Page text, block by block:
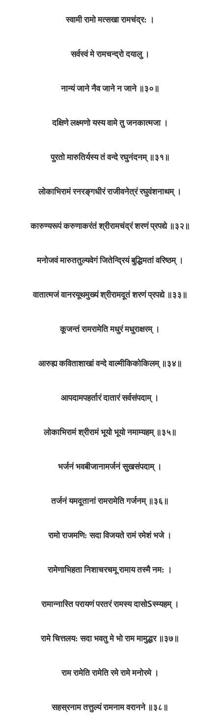
स्वामी रामो मत्सखा रामचंद्र: ।
सर्वस्वं मे रामचन्द्रो दयालु ।
नान्यं जाने नैव जाने न जाने ॥३०॥
दक्षिणे लक्ष्मणो यस्य वामे तु जनकात्मजा ।
पुरतो मारुतिर्यस्य तं वन्दे रघुनंदनम्‌ ॥३१॥
लोकाभिरामं रनरङ्‌गधीरं राजीवनेत्रं रघुवंशनाथम्‌ ।
कारुण्यरूपं करुणाकरंतं श्रीरामचंद्रं शरणं प्रपद्ये ॥३२॥
मनोजवं मारुततुल्यवेगं जितेन्द्रियं बुद्धिमतां वरिष्ठम्‌ ।
वातात्मजं वानरयूथमुख्यं श्रीरामदूतं शरणं प्रपद्ये ॥३३॥
कूजन्तं रामरामेति मधुरं मधुराक्षरम्‌ ।
आरुह्य कविताशाखां वन्दे वाल्मीकिकोकिलम्‌ ॥३४॥
आपदामपहर्तारं दातारं सर्वसंपदाम्‌ ।
लोकाभिरामं श्रीरामं भूयो भूयो नमाम्यहम्‌ ॥३५॥
भर्जनं भवबीजानामर्जनं सुखसंपदाम्‌ ।
तर्जनं यमदूतानां रामरामेति गर्जनम्‌ ॥३६॥
रामो राजमणि: सदा विजयते रामं रमेशं भजे ।
रामेणाभिहता निशाचरचमू रामाय तस्मै नम: ।
रामान्नास्ति परायणं परतरं रामस्य दासोSस्म्यहम्‌ ।
रामे चित्तलय: सदा भवतु मे भो राम मामुद्धर ॥३७॥
राम रामेति रामेति रमे रामे मनोरमे ।
सहस्रनाम तत्तुल्यं रामनाम वरानने ॥३८॥